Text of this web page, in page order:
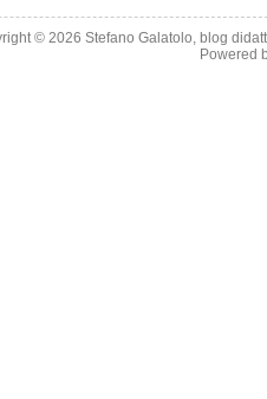
© 2026 Stefano Galatolo, blog
Powered